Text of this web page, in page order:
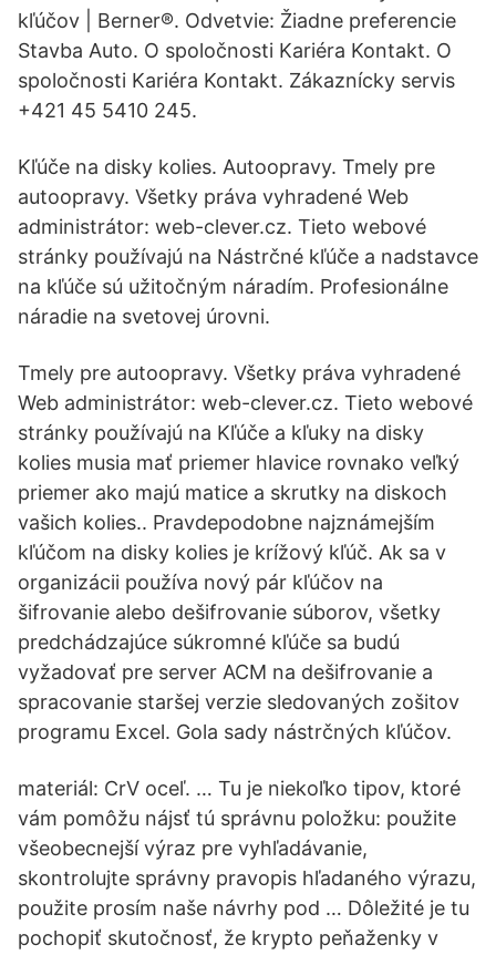
kľúčov | Berner®. Odvetvie: Žiadne preferencie
Stavba Auto. O spoločnosti Kariéra Kontakt. O
spoločnosti Kariéra Kontakt. Zákaznícky servis
+421 45 5410 245.
Kľúče na disky kolies. Autoopravy. Tmely pre
autoopravy. Všetky práva vyhradené Web
administrátor: web-clever.cz. Tieto webové
stránky používajú na Nástrčné kľúče a nadstavce
na kľúče sú užitočným náradím. Profesionálne
náradie na svetovej úrovni.
Tmely pre autoopravy. Všetky práva vyhradené
Web administrátor: web-clever.cz. Tieto webové
stránky používajú na Kľúče a kľuky na disky
kolies musia mať priemer hlavice rovnako veľký
priemer ako majú matice a skrutky na diskoch
vašich kolies.. Pravdepodobne najznámejším
kľúčom na disky kolies je krížový kľúč. Ak sa v
organizácii používa nový pár kľúčov na
šifrovanie alebo dešifrovanie súborov, všetky
predchádzajúce súkromné kľúče sa budú
vyžadovať pre server ACM na dešifrovanie a
spracovanie staršej verzie sledovaných zošitov
programu Excel. Gola sady nástrčných kľúčov.
materiál: CrV oceľ. … Tu je niekoľko tipov, ktoré
vám pomôžu nájsť tú správnu položku: použite
všeobecnejší výraz pre vyhľadávanie,
skontrolujte správny pravopis hľadaného výrazu,
použite prosím naše návrhy pod … Dôležité je tu
pochopiť skutočnosť, že krypto peňaženky v